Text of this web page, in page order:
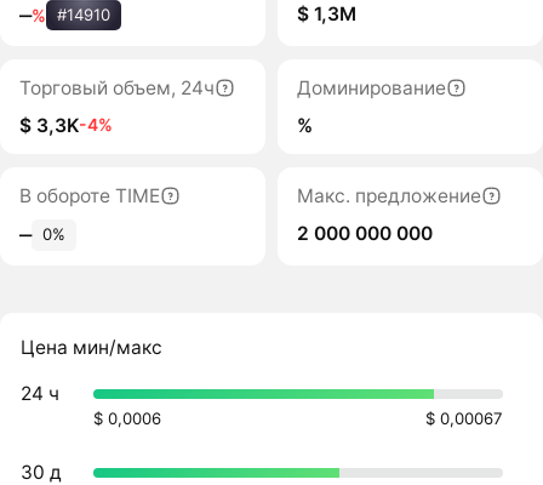
‒% #14910
$ 1,3M
Торговый объем, 24ч
$ 3,3K-4%
Доминирование
%
В обороте TIME
‒ 0%
Макс. предложение
2 000 000 000
Цена мин/макс
24 ч
$ 0,0006 $ 0,00067
30 д